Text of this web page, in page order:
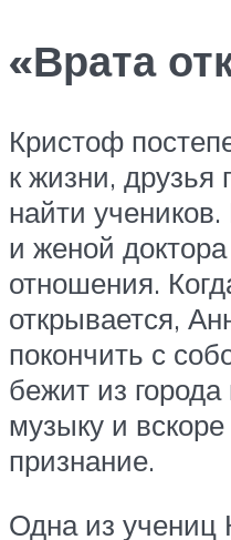
«Врата
Кристоф
к жизни, друзья
найти
и женой
отношения.
открывается,
покончить с
бежит из
музыку и
признание.
Одна из учениц